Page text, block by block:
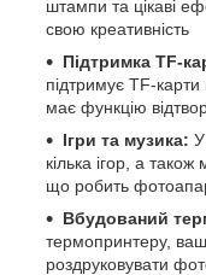
штампи та цікаві
свою креативність
Підтримка TF-
підтримує TF-
має функцію
Ігри та музика: У
кілька ігор, а
що робить
Вбудований
термопринтеру,
роздруковувати